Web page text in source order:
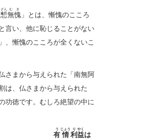
慙
ざん
無
む
愧
き
」とは、慚愧のこころ
言い、他に恥じることがない
全くないこ
さまから与えられた「南無阿
は、仏さまから与えられた
功徳です。むしろ絶望の中に
有
う
情
じょう
利
り
益
やく
は